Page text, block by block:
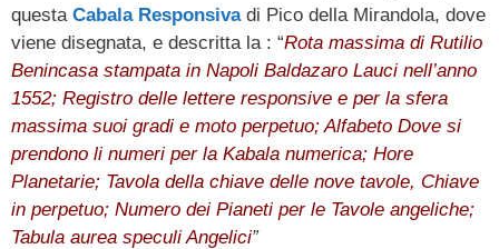
questa Cabala Responsivadi Pico della Mirandola, dove
viene disegnata, e descritta la : “Rota massima di Rutilio
Benincasa stampata in Napoli Baldazaro Lauci nell’anno
1552; Registro delle lettere responsive e per la sfera
massima suoi gradi e moto perpetuo; Alfabeto Dove si
prendono li numeri per la Kabala numerica; Hore
Planetarie; Tavola della chiave delle nove tavole, Chiave
in perpetuo; Numero dei Pianeti per le Tavole angeliche;
Tabula aurea speculi Angelici”